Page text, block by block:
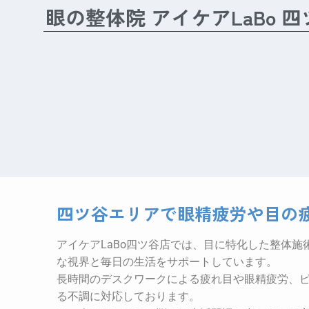
眼の整体院 アイケアLaBo 四
四ツ谷エリアで眼精疲労や目
アイケアLaBo四ツ谷店では、目に特化した整体
な視界と毎日の生活をサポートしています。
長時間のデスクワークによる疲れ目や眼精疲労、
る不調に対応しております。